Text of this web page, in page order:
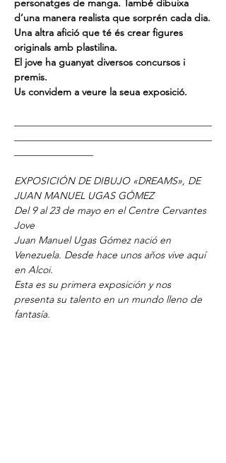
personatges de manga. També dibuixa
d’una manera realista que sorprén cada dia.
Una altra afició que té és crear figures
originals amb plastilina.
El jove ha guanyat diversos concursos i
premis.
Us convidem a veure la seua exposició.
EXPOSICIÓN DE DIBUJO «DREAMS», DE
JUAN MANUEL UGAS GÓMEZ
Del 9 al 23 de mayo en el Centre Cervantes
Jove
Juan Manuel Ugas Gómez nació en
Venezuela. Desde hace unos años vive aquí
en Alcoi.
Esta es su primera exposición y nos
presenta su talento en un mundo lleno de
fantasía.